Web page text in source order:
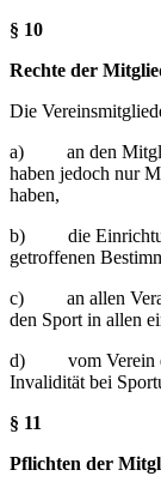
§ 10
Rechte der
Die
a) an den
haben jedoch nur
haben,
b) die
getroffenen
c) an allen
den Sport in allen
d) vom Verein
Invalidität bei
§ 11
Pflichten der